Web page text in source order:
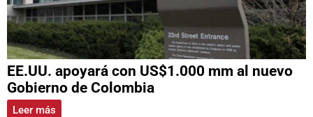
EE.UU. apoyará con US$1.000 mm al nuevo
Gobierno de Colombia
Leer más